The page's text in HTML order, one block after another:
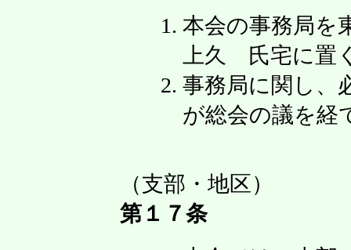
本会の事務局を
上久 氏宅に置
事務局に関し、
が総会の議を経
（支部・地区）
第１７条